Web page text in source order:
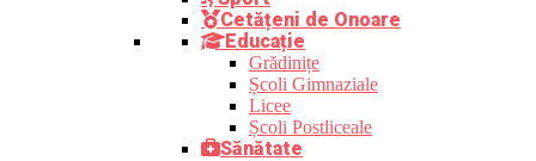
Cetățeni de Onoare
Educație
Grădinițe
Școli Gimnaziale
Licee
Școli Postliceale
Sănătate